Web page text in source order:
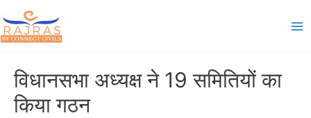
to
content
विधानसभा अध्‍यक्ष ने 19 समितियों का
किया गठन